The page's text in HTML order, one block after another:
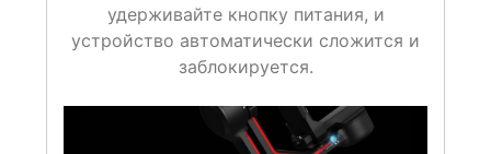
удерживайте кнопку питания, и
устройство автоматически сложится и
заблокируется.